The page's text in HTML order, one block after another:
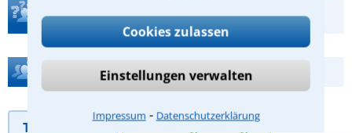
Cookies zulassen
Einstellungen verwalten
Impressum ⁃ Datenschutzerklärung
Teste Dein Rechtswissen
Hilfe bei Ihrer Anwaltsuche?
Telefonhilfe Beratungsanfrage